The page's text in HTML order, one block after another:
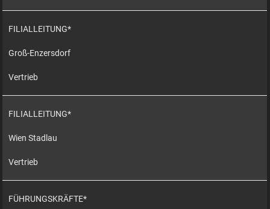
FILIALLEITUNG*
Groß-Enzersdorf
Vertrieb
FILIALLEITUNG*
Wien Stadlau
Vertrieb
FÜHRUNGSKRÄFTE*